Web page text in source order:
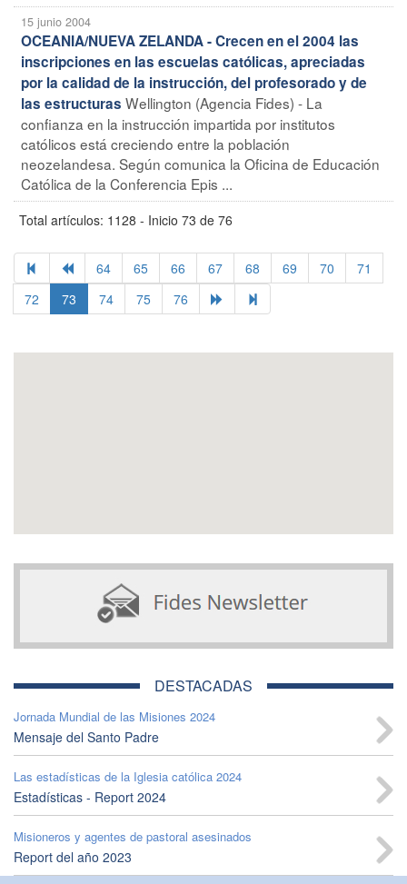
15 junio 2004
OCEANIA/NUEVA ZELANDA - Crecen en el 2004 las
inscripciones en las escuelas católicas, apreciadas
por la calidad de la instrucción, del profesorado y de
las estructuras Wellington (Agencia Fides) - La
confianza en la instrucción impartida por institutos
católicos está creciendo entre la población
neozelandesa. Según comunica la Oficina de Educación
Católica de la Conferencia Epis ...
Total artículos: 1128 - Inicio 73 de 76
64 65 66 67 68 69 70
71
72
73 74 75 76
DESTACADAS
Jornada Mundial de las Misiones 2024
Mensaje del Santo Padre
Las estadísticas de la Iglesia católica 2024
Estadísticas - Report 2024
Misioneros y agentes de pastoral asesinados
Report del año 2023